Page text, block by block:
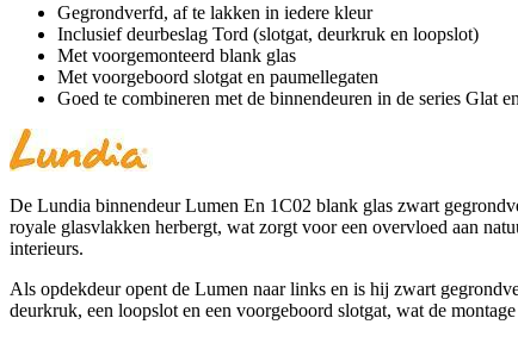
Gegrondverfd, af te lakken in iedere kleur
Inclusief deurbeslag Tord (slotgat, deurkruk en loopslot)
Met voorgemonteerd blank glas
Met voorgeboord slotgat en paumellegaten
Goed te combineren met de binnendeuren in de series Glat
De Lundia binnendeur Lumen En 1C02 blank glas zwart
royale glasvlakken herbergt, wat zorgt voor een overvloed aan
interieurs.
Als opdekdeur opent de Lumen naar links en is hij zwart
deurkruk, een loopslot en een voorgeboord slotgat, wat de